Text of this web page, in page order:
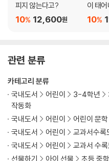
피지 않는다고?
12,600원
10%
이 태
10%
관련 분류
카테고리 분류
국내도서
어린이 3-4학년
작동화
국내도서
어린이 어린이 문학
국내도서
어린이 교과서수록
국내도서
어린이
교과서 수
선물하기
아이 선물
초등 중